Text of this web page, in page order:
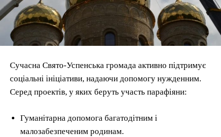
Сучасна Свято-Успенська громада активно підтримує
соціальні ініціативи, надаючи допомогу нужденним.
Серед проектів, у яких беруть участь парафіяни:
Гуманітарна допомога багатодітним і
малозабезпеченим родинам.